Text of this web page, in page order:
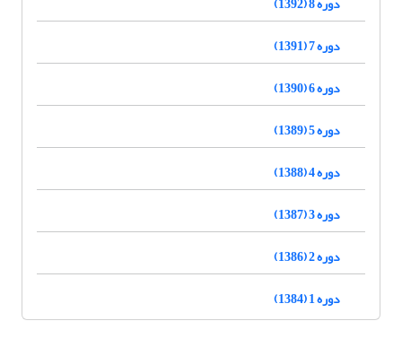
دوره 7 (1391)
دوره 6 (1390)
دوره 5 (1389)
دوره 4 (1388)
دوره 3 (1387)
دوره 2 (1386)
دوره 1 (1384)